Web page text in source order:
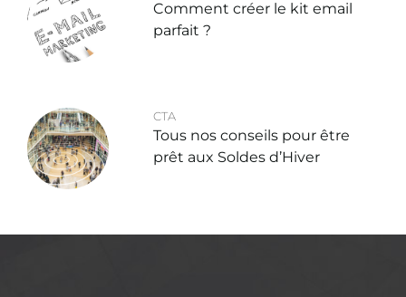
Comment créer le kit email
parfait ?
CTA
Tous nos conseils pour être
prêt aux Soldes d’Hiver